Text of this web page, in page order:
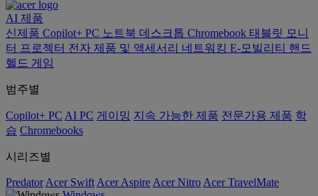
AI 제품
신제품 Copilot+ PC 노트북 데스크톱 Chromebook 태블릿 모니
터 프로젝터 전자 제품 및 액세서리 네트워킹 E-모빌리티 핸드
헬드 게임
범주별
Copilot+ PC AI PC 게이밍 지속 가능한 제품 전문가용 제품 학
습 Chromebooks
시리즈별
Predator Acer Swift Acer Aspire Acer Nitro Acer TravelMate